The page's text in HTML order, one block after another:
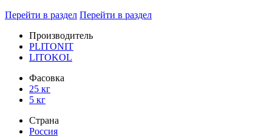
Перейти в раздел Перейти в раздел
Производитель
PLITONIT
LITOKOL
Фасовка
25 кг
5 кг
Страна
Россия